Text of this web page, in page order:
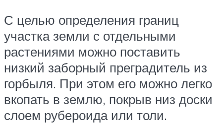
С целью определения границ
участка земли с отдельными
растениями можно поставить
низкий заборный преградитель из
горбыля. При этом его можно легко
вкопать в землю, покрыв низ доски
слоем рубероида или толи.